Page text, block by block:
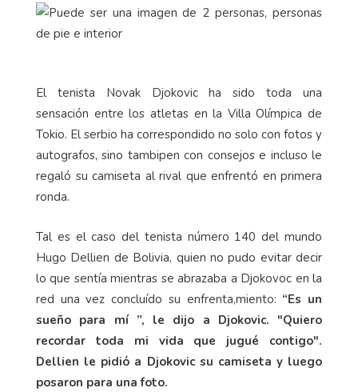
El tenista Novak Djokovic ha sido toda una
sensación entre los atletas en la Villa Olímpica de
Tokio. El serbio ha correspondido no solo con fotos y
autografos, sino tambipen con consejos e incluso le
regaló su camiseta al rival que enfrentó en primera
ronda.
Tal es el caso del tenista número 140 del mundo
Hugo Dellien de Bolivia, quien no pudo evitar decir
lo que sentía mientras se abrazaba a Djokovoc en la
red una vez concluído su enfrenta,miento: “Es un
sueño para mí ”, le dijo a Djokovic. "Quiero
recordar toda mi vida que jugué contigo".
Dellien le pidió a Djokovic su camiseta y luego
posaron para una foto.